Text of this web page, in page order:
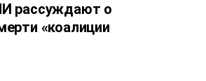
рассуждают о
«коалиции